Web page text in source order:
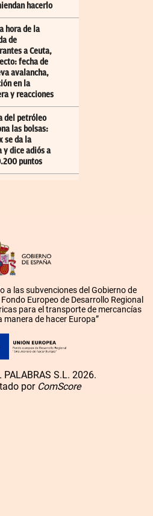
hacerlo
hora de la
de
a Ceuta,
fecha de
avalancha,
en la
y reacciones
del petróleo
las bolsas:
se da la
y dice adiós a
puntos
a las subvenciones del Gobierno de
Europeo de Desarrollo Regional
para el transporte de mercancías
manera de hacer Europa”
PALABRAS S.L. 2026.
por ComScore